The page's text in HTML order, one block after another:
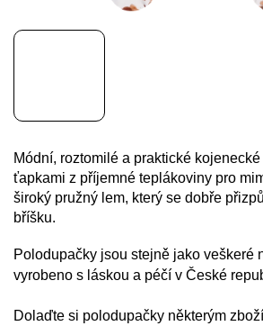
Módní, roztomilé a praktické
ťapkami z příjemné teplákoviny pro
široký pružný lem, který se dobře
bříšku.
Polodupačky jsou stejně jako veškeré
vyrobeno s láskou a péčí v České
Dolaďte si polodupačky některým